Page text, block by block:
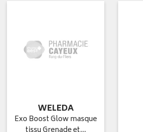
WELEDA
Exo Boost Glow masque